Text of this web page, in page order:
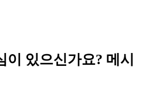
있으신가요? 메시